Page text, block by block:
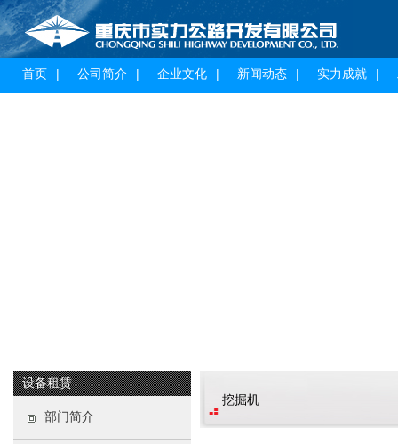
首页 公司简介 企业文化 新闻动态 实力成就
设备租赁
部门简介
挖掘机